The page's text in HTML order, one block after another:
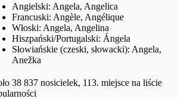
Angielski: Angela, Angelica
Francuski: Angèle, Angélique
Włoski: Angela, Angelina
Hiszpański/Portugalski: Ángela
Słowiańskie (czeski, słowacki): Angela,
Anežka
38 837 nosicielek, 113. miejsce na liście